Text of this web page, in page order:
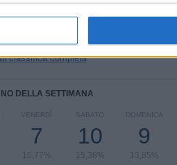
FIFA Coppa del Mondo 2026
7 (10,77%)
U21
7 (10,77%)
U19
classifica completa
DELLA SETTIMANA
VENERDÌ
7
10,77%
SABATO
10
15,38%
DOMENICA
9
13,85%